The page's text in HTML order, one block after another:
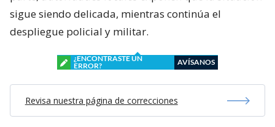
sigue siendo delicada, mientras continúa el
despliegue policial y militar.
¿ENCONTRASTE UN
ERROR?
AVÍSANOS
Revisa nuestra página de correcciones